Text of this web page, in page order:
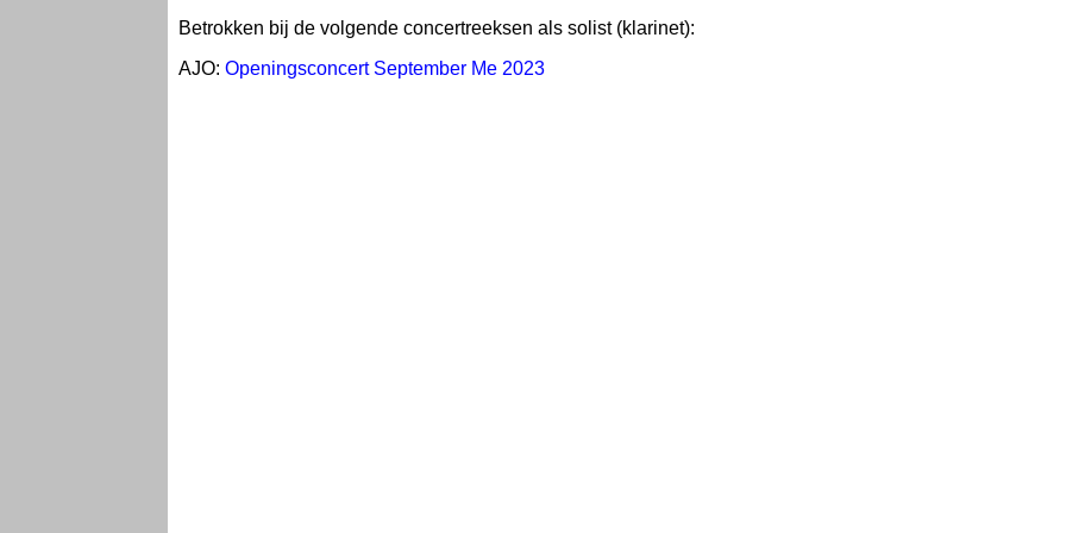
Betrokken bij de volgende concertreeksen als solist (klarinet):
AJO: Openingsconcert September Me 2023